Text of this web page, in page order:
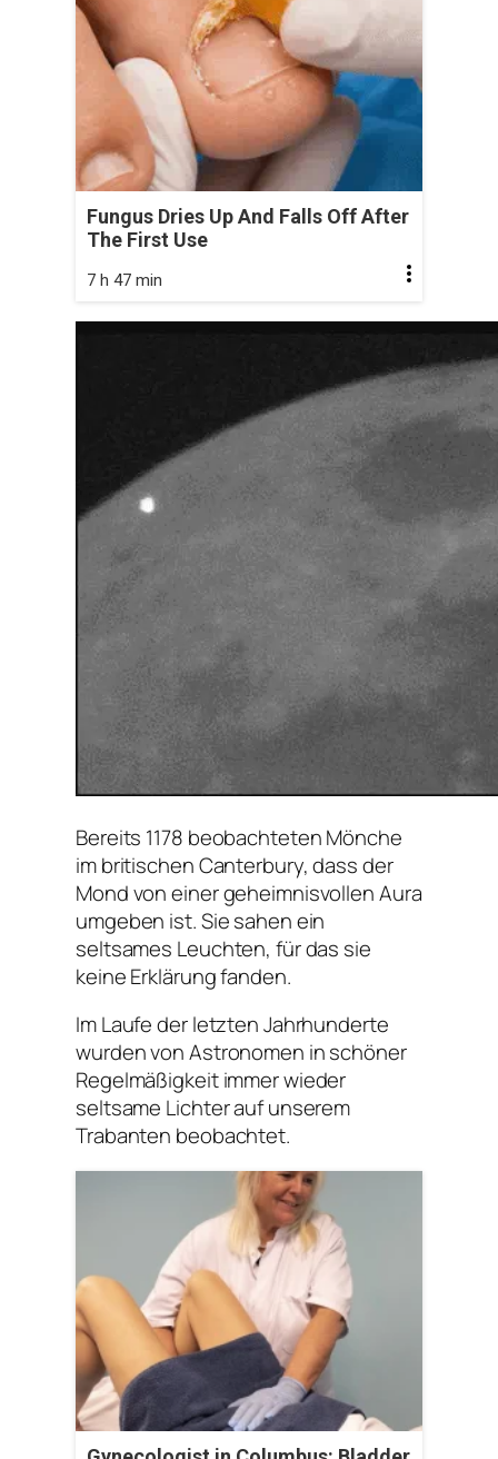
Fungus Dries Up And Falls Off After
The First Use
7 h 47 min
Bereits 1178 beobachteten Mönche
im britischen Canterbury, dass der
Mond von einer geheimnisvollen Aura
umgeben ist. Sie sahen ein
seltsames Leuchten, für das sie
keine Erklärung fanden.
Im Laufe der letzten Jahrhunderte
wurden von Astronomen in schöner
Regelmäßigkeit immer wieder
seltsame Lichter auf unserem
Trabanten beobachtet.